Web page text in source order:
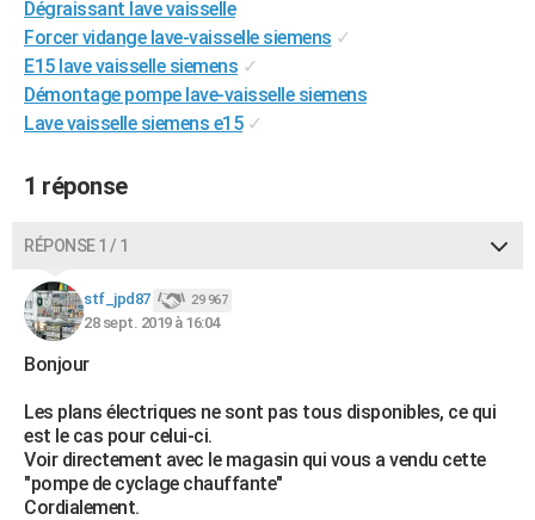
BONS PLANS
CARTE DE VOEUX
Carte de Noël
Carte Bonne année
Carte Saint-Valentin
Carte Pâques
Carte d'anniversaire
DICTIONNAIRE
COPAINS D'AVANT
S'inscrire
Se connecter
Lycées
Collèges
Primaires
Universités
Entreprises
Service militaire
Avis de recherche
AVIS DE DÉCÈS
FORUM
Bricolage
Lifestyle
Culture
Sport
Auto
Television
Voyage
Cinema
Dégraissant lave vaisselle
Forcer vidange lave-vaisselle siemens ✓
E15 lave vaisselle siemens ✓
Démontage pompe lave-vaisselle siemens
Lave vaisselle siemens e15 ✓
1 réponse
RÉPONSE 1 / 1
stf_jpd87 29 967
28 sept. 2019 à 16:04
Bonjour
Les plans électriques ne sont pas tous disponibles, ce qui
est le cas pour celui-ci.
Voir directement avec le magasin qui vous a vendu cette
"pompe de cyclage chauffante"
Cordialement.